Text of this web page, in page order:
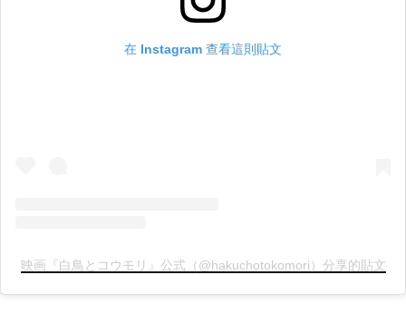
在 Instagram 查看這則貼文
映画『白鳥とコウモリ』公式（@hakuchotokomori）分享的貼文